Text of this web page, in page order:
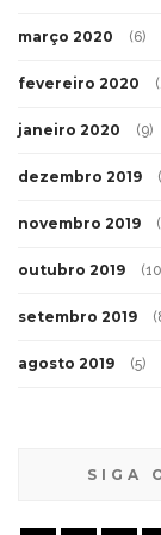
março 2020 (6)
fevereiro 2020
janeiro 2020 (9)
dezembro 2019
novembro 2019
outubro 2019
setembro 2019
agosto 2019 (5)
SIGA